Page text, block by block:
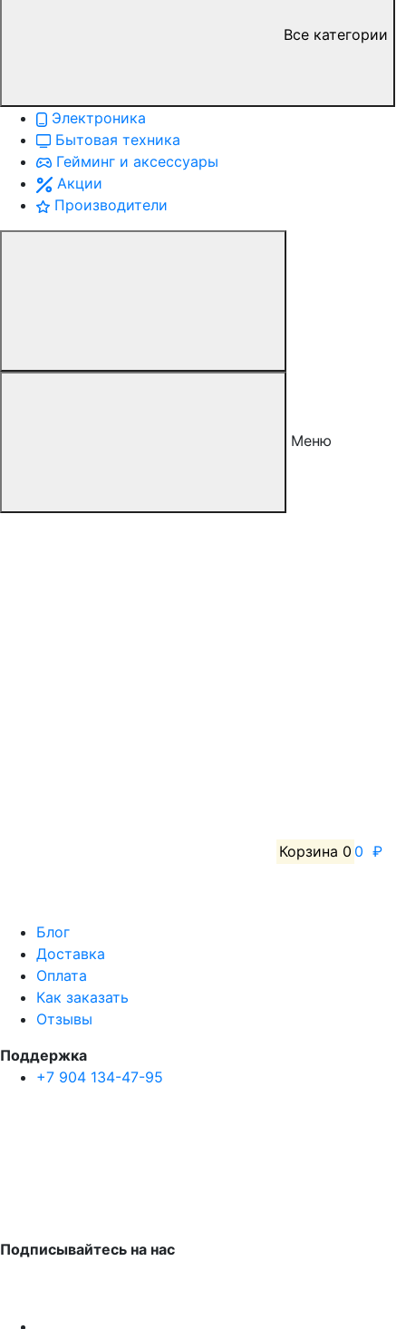
Все категории
Электроника
Бытовая техника
Гейминг и аксессуары
Акции
Производители
Меню
Корзина 0 0 ₽
Блог
Доставка
Оплата
Как заказать
Отзывы
Поддержка
+7 904 134-47-95
Подписывайтесь на нас